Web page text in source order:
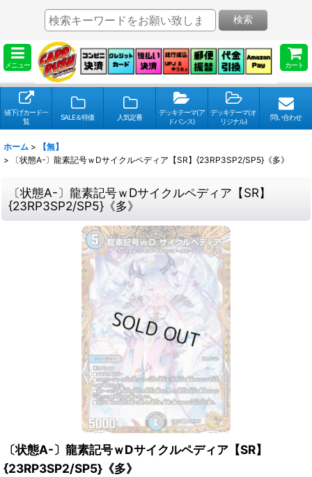
メニュー カート
検索
値下げカード一
覧
SALE＆特価 人気定番
デッキテーマ(ア
ドバンス)
デッキテーマ(オ
リジナル)
問い合わせ
ホーム >
【無】
>
〔状態A-〕龍素記号ｗDサイクルペディア【SR】{23RP3SP2/SP5}《多》
〔状態A-〕龍素記号ｗDサイクルペディア【SR】
{23RP3SP2/SP5}《多》
〔状態A-〕龍素記号ｗDサイクルペディア【SR】
{23RP3SP2/SP5}《多》